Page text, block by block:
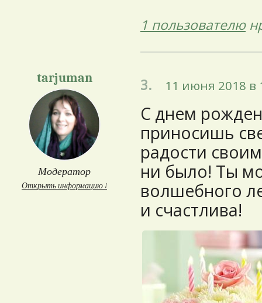
1 пользователю
tarjuman
Модератор
Открыть информацию ↓
3. 11 июня 2018 в
С днем
приносишь
радости
ни было! Ты
волшебного
и счастлива!